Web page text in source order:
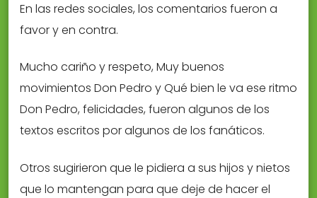
En las redes sociales, los comentarios fueron a
favor y en contra.
Mucho cariño y respeto, Muy buenos
movimientos Don Pedro y Qué bien le va ese ritmo
Don Pedro, felicidades, fueron algunos de los
textos escritos por algunos de los fanáticos.
Otros sugirieron que le pidiera a sus hijos y nietos
que lo mantengan para que deje de hacer el